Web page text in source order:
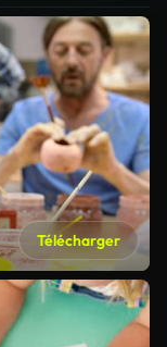
Télécharger